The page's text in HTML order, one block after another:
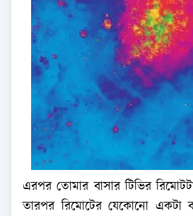
এরপর তোমার বাসার টিভির
তারপর রিমোটের যেকোনো একটা